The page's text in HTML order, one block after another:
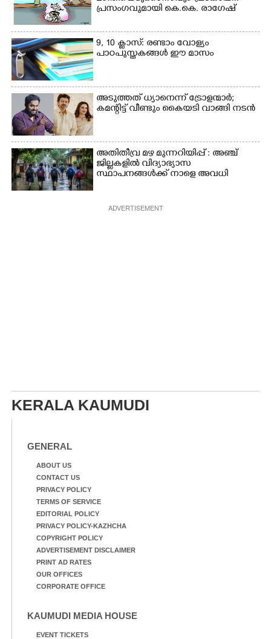
പ്രസംഗവുമായി കെ.കെ. രാഗേഷ്
9, 10 ക്ലാസ്: രണ്ടാം വോള്യം
പാഠപുസ്തകങ്ങൾ ഈ മാസം
അടുത്തത് ധ്യാനെന്ന് ട്രോളന്മാർ;
കമന്റിട്ട് വീണ്ടും കൈയടി വാങ്ങി നടൻ
അതിതീവ്ര മഴ മുന്നറിയിപ്പ് : അഞ്ച്
ജില്ലകളിൽ വിദ്യാഭ്യാസ
സ്ഥാപനങ്ങൾക്ക് നാളെ അവധി
ADVERTISEMENT
KERALA KAUMUDI
GENERAL
ABOUT US
CONTACT US
PRIVACY POLICY
TERMS OF SERVICE
EDITORIAL POLICY
PRIVACY POLICY-KAZHCHA
COPYRIGHT POLICY
ADVERTISEMENT DISCLAIMER
PRINT AD RATES
OUR OFFICES
CORPORATE OFFICE
KAUMUDI MEDIA HOUSE
EVENT TICKETS